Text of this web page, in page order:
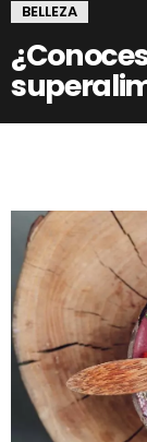
BELLEZA